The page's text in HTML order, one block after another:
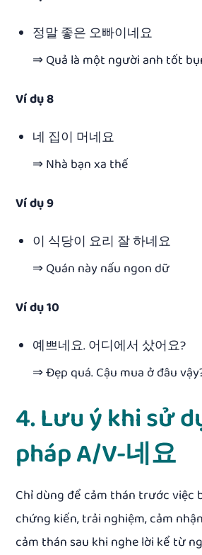
정말 좋은 오빠이네요
⇒ Quả là một người anh tốt
Ví dụ 8
네 집이 머네요
⇒ Nhà bạn xa thế
Ví dụ 9
이 식당이 요리 잘 하네요
⇒ Quán này nấu ngon dữ
Ví dụ 10
예쁘네요. 어디에서 샀어요?
⇒ Đẹp quá. Cậu mua ở đâu
4. Lưu ý khi sử
pháp A/V-네요
Chỉ dùng để cảm thán trước việc
chứng kiến, trải nghiệm, cảm
cảm thán sau khi nghe lời kể từ